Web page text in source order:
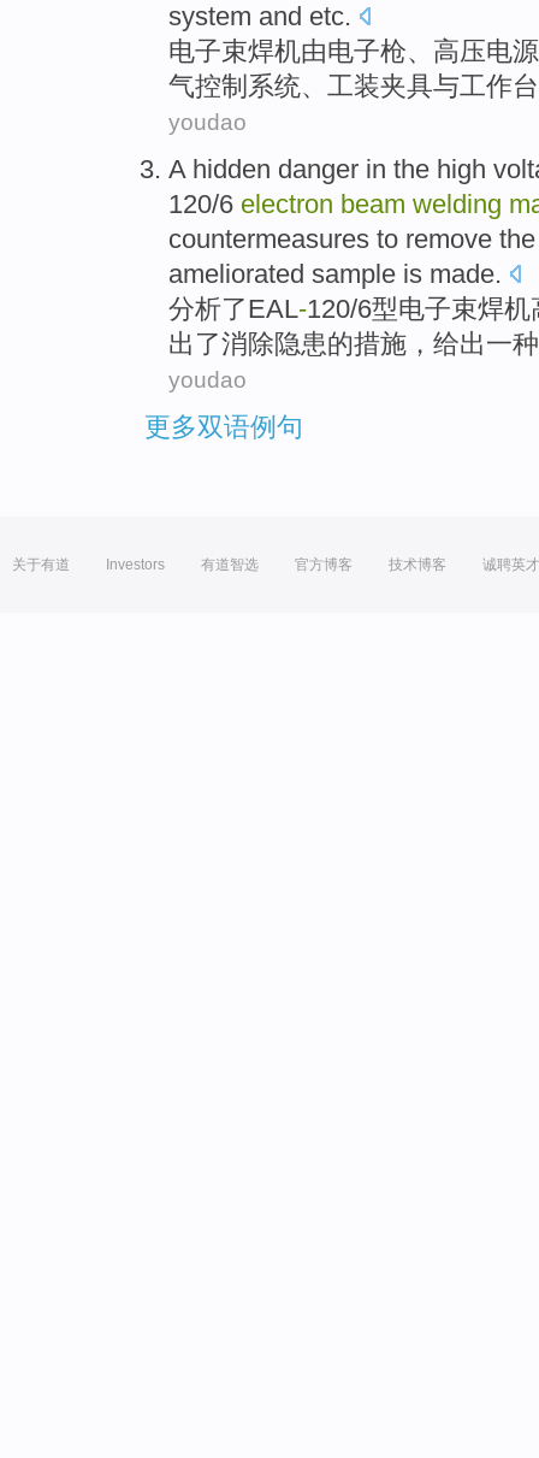
system and etc.
电子束焊机由电子枪、 高压电源
气控制 系统、 工装夹具与工作
youdao
A hidden danger in the high
120/6 electron beam welding
countermeasures to remove the
ameliorated sample is made.
分析了EAL-120/6型电子束焊机
出 了消除隐患的措施，给出一种
youdao
更多双语例句
关于有道 Investors 有道智选 官方博客 技术博客 诚聘英才